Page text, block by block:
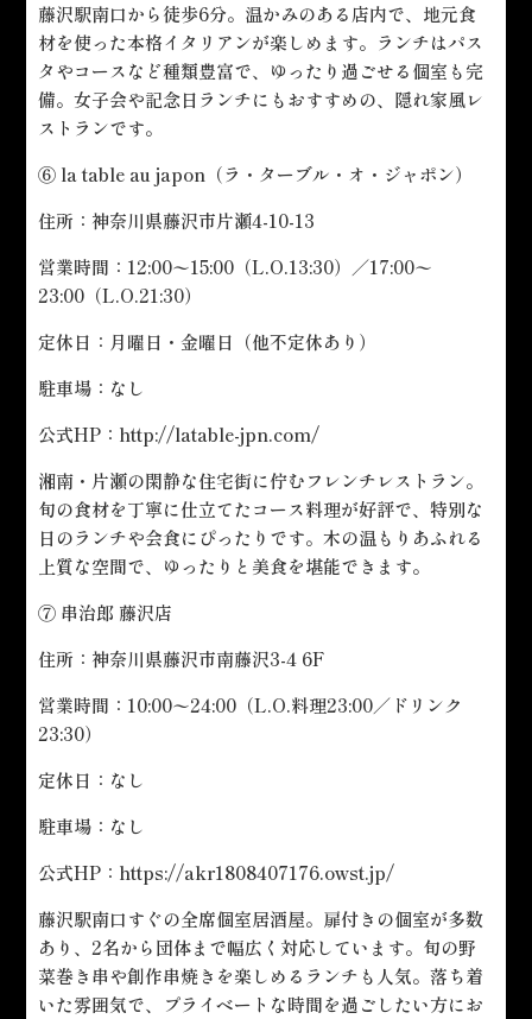
藤沢駅南口から徒歩6分。温かみのある店内で、地元食
材を使った本格イタリアンが楽しめます。ランチはパス
タやコースなど種類豊富で、ゆったり過ごせる個室も完
備。女子会や記念日ランチにもおすすめの、隠れ家風レ
ストランです。
⑥ la table au japon（ラ・ターブル・オ・ジャポン）
住所：神奈川県藤沢市片瀬4-10-13
営業時間：12:00〜15:00（L.O.13:30）／17:00〜
23:00（L.O.21:30）
定休日：月曜日・金曜日（他不定休あり）
駐車場：なし
公式HP： http://latable-jpn.com/
湘南・片瀬の閑静な住宅街に佇むフレンチレストラン。
旬の食材を丁寧に仕立てたコース料理が好評で、特別な
日のランチや会食にぴったりです。木の温もりあふれる
上質な空間で、ゆったりと美食を堪能できます。
⑦ 串治郎 藤沢店
住所：神奈川県藤沢市南藤沢3-4 6F
営業時間：10:00〜24:00（L.O.料理23:00／ドリンク
23:30）
定休日：なし
駐車場：なし
公式HP： https://akr1808407176.owst.jp/
藤沢駅南口すぐの全席個室居酒屋。扉付きの個室が多数
あり、2名から団体まで幅広く対応しています。旬の野
菜巻き串や創作串焼きを楽しめるランチも人気。落ち着
いた雰囲気で、プライベートな時間を過ごしたい方にお